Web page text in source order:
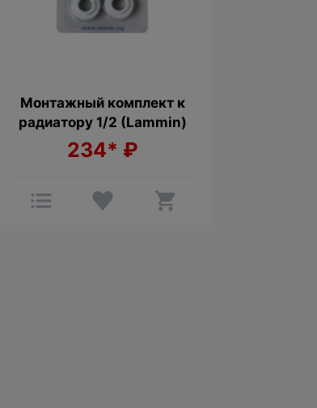
Монтажный комплект к
радиатору 1/2 (Lammin)
234* ₽